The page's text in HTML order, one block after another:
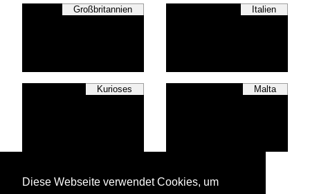
Großbritannien Italien
Kurioses Malta
Diese Webseite verwendet Cookies, um